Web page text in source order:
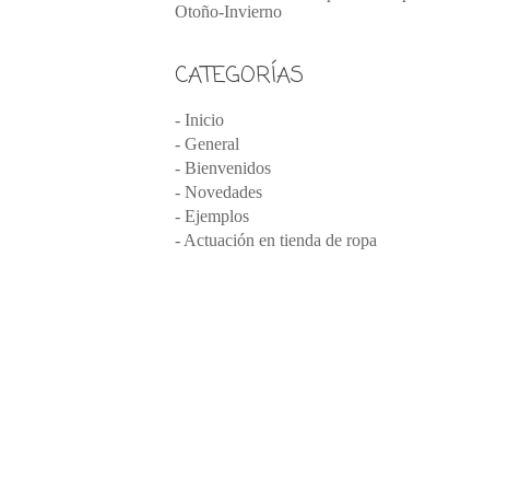
Otoño-Invierno
CATEGORÍAS
- Inicio
- General
- Bienvenidos
- Novedades
- Ejemplos
- Actuación en tienda de ropa